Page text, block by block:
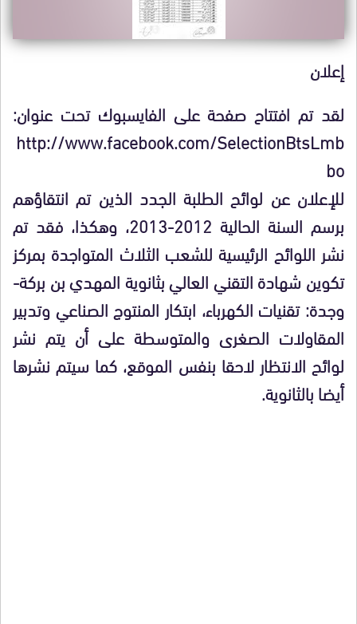
إعلان
لقد تم افتتاح صفحة على الفايسبوك تحت عنوان:
http://www.facebook.com/SelectionBtsLmb
bo
للإعلان عن لوائح الطلبة الجدد الذين تم انتقاؤهم
برسم السنة الحالية 2012-2013، وهكذا، فقد تم
نشر اللوائح الرئيسية للشعب الثلاث المتواجدة بمركز
تكوين شهادة التقني العالي بثانوية المهدي بن بركة-
وجدة: تقنيات الكهرباء، ابتكار المنتوج الصناعي وتدبير
المقاولات الصغرى والمتوسطة على أن يتم نشر
لوائح الانتظار لاحقا بنفس الموقع، كما سيتم نشرها
أيضا بالثانوية.